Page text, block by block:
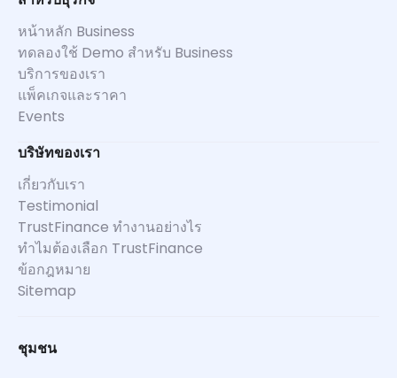
หน้าหลัก Business
ทดลองใช้ Demo สำหรับ Business
บริการของเรา
แพ็คเกจและราคา
Events
บริษัทของเรา
เกี่ยวกับเรา
Testimonial
TrustFinance ทำงานอย่างไร
ทำไมต้องเลือก TrustFinance
ข้อกฎหมาย
Sitemap
ชุมชน